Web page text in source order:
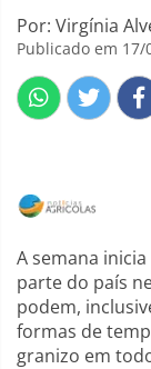
Por: Virgínia
Publicado em 17/
A semana
parte do país
podem,
formas de
granizo em